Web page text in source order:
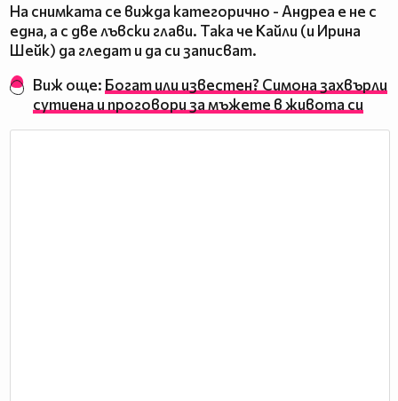
На снимката се вижда категорично - Андреа е не с
една, а с две лъвски глави. Така че Кайли (и Ирина
Шейк) да гледат и да си записват.
Виж още: Богат или известен? Симона захвърли
сутиена и проговори за мъжете в живота си